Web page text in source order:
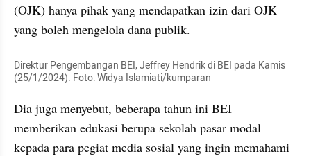
(OJK) hanya pihak yang mendapatkan izin dari OJK
yang boleh mengelola dana publik.
Direktur Pengembangan BEI, Jeffrey Hendrik di BEI pada Kamis
(25/1/2024). Foto: Widya Islamiati/kumparan
Dia juga menyebut, beberapa tahun ini BEI
memberikan edukasi berupa sekolah pasar modal
kepada para pegiat media sosial yang ingin memahami